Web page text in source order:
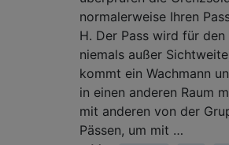
normalerweise Ihren
H. Der Pass wird für den
niemals außer
kommt ein Wachmann
in einen anderen Raum
mit anderen von der
Pässen, um mit …